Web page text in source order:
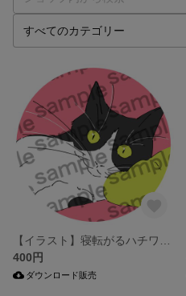
400円
ダウンロード販売